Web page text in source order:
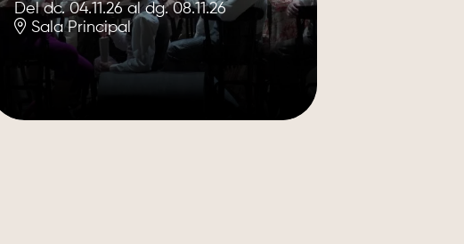
Del dc. 04.11.26al dg. 08.11.26
Sala Principal